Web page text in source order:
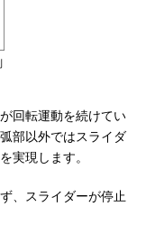
回転運動を続けてい
部以外ではスライダ
実現します。
、スライダーが停止